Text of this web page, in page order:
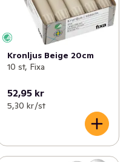
Kronljus Beige 20cm
10 st, Fixa
52,95 kr
5,30 kr /st